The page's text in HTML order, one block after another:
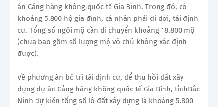
án Cảng hàng không quốc tế Gia Bình. Trong đó, có
khoảng 5.800 hộ gia đình, cá nhân phải di dời, tái định
cư. Tổng số ngôi mộ cần di chuyển khoảng 18.800 mộ
(chưa bao gồm số lượng mộ vô chủ không xác định
được).
Về phương án bố trí tái định cư, để thu hồi đất xây
dựng dự án Cảng hàng không quốc tế Gia Bình, tỉnhBắc
Ninh dự kiến tổng số lô đất xây dựng là khoảng 5.800